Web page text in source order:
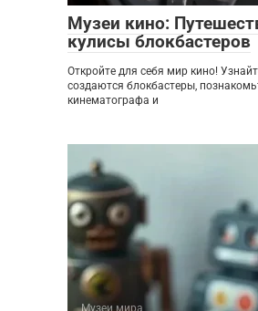
Музеи кино:
кулисы блокбастеров
Откройте для себя мир кино!
создаются блокбастеры,
кинематографа и
Музеи мира